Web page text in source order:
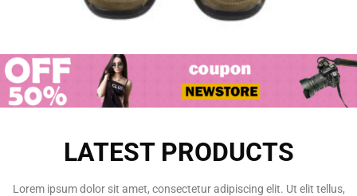
LATEST PRODUCTS
Lorem ipsum dolor sit amet, consectetur adipiscing elit. Ut elit tellus,